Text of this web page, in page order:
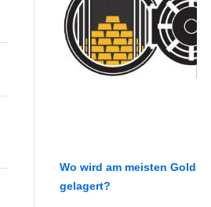
Wo wird am meisten Gold
gelagert?